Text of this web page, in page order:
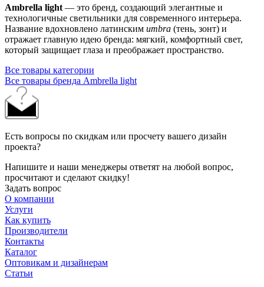
Ambrella light — это бренд, создающий элегантные и
технологичные светильники для современного интерьера.
Название вдохновлено латинским umbra (тень, зонт) и
отражает главную идею бренда: мягкий, комфортный свет,
который защищает глаза и преображает пространство.
Все товары категории
Все товары бренда Ambrella light
Есть вопросы по скидкам или просчету вашего дизайн
проекта?
Напишите и наши менеджеры ответят на любой вопрос,
просчитают и сделают скидку!
Задать вопрос
О компании
Услуги
Как купить
Производители
Контакты
Каталог
Оптовикам и дизайнерам
Статьи